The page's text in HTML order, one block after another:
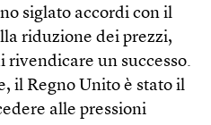
siglato accordi con il
riduzione dei prezzi,
un successo.
il Regno Unito è stato il
alle pressioni